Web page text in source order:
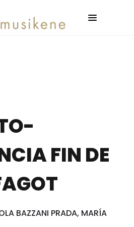
FIN DE
BAZZANI PRADA, MARÍA